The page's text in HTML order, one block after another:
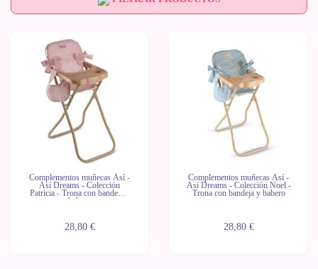
Novedad
Complementos muñecas Así -
Así Dreams - Colección
Patricia - Trona con bandeja y
babero
28,80 €
Complementos muñecas Así -
Así Dreams - Colección Noel -
Trona con bandeja y babero
28,80 €